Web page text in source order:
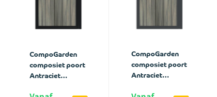
CompoGarden
composiet poort
Antraciet
CompoGarden
composiet poort
Antraciet